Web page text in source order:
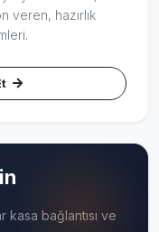
veren, hazırlık
kasa bağlantısı ve